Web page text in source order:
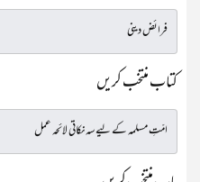
کتاب منتخب کریں